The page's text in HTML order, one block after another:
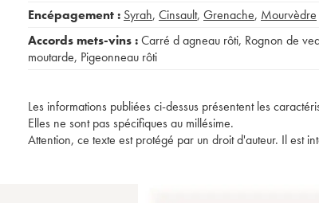
Encépagement : Syrah, Cinsault, Grenache, Mourvèdre
Accords mets-vins :Carré d agneau rôti, Rognon de
moutarde, Pigeonneau rôti
Les informations publiées ci-dessus présentent les
Elles ne sont pas spécifiques au millésime.
Attention, ce texte est protégé par un droit d'auteur. Il est